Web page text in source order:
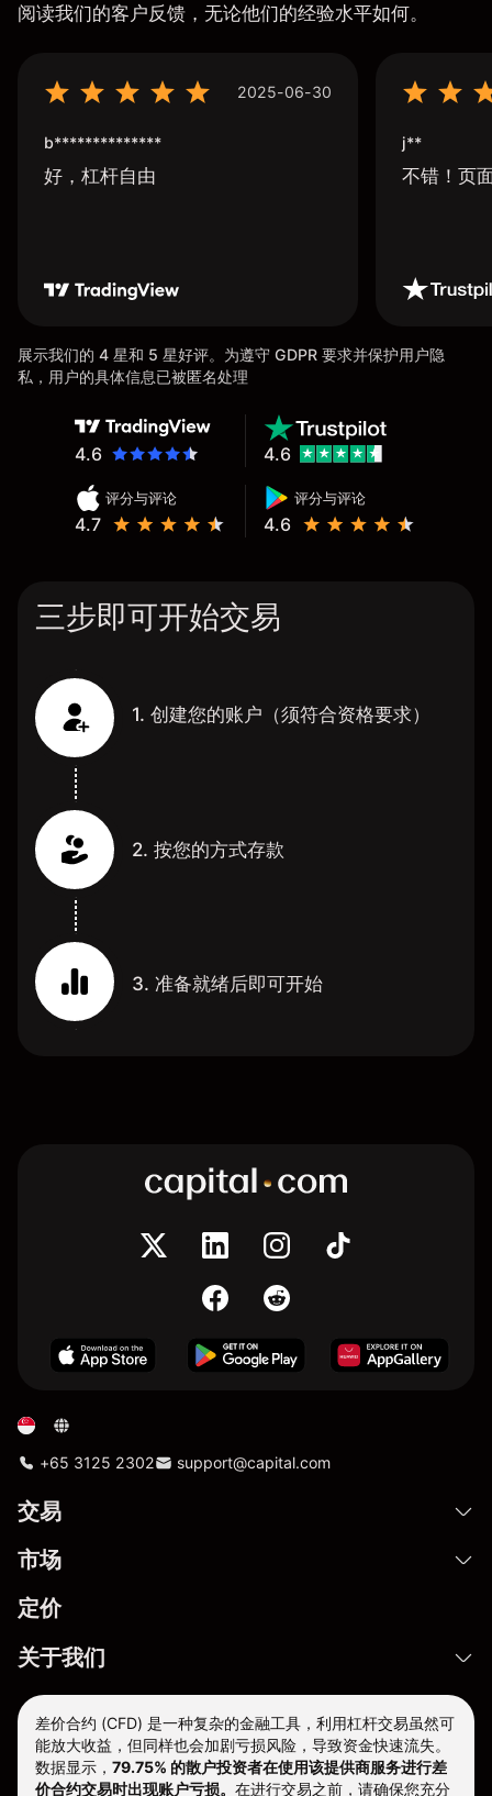
阅读我们的客户反馈，无论他们的经验水平如何。
2025-06-30
b**************
好，杠杆自由
j**
不错！页
展示我们的 4 星和 5 星好评。为遵守 GDPR 要求并保护用户隐
私，用户的具体信息已被匿名处理
4.6
评分与评论
4.7
评分与评论
4.6
4.6
三步即可开始交易
1. 创建您的账户（须符合资格要求）
2. 按您的方式存款
3. 准备就绪后即可开始
+65 3125 2302 support@capital.com
交易
市场
定价
关于我们
差价合约 (CFD) 是一种复杂的金融工具，利用杠杆交易虽然可
能放大收益，但同样也会加剧亏损风险，导致资金快速流失。
数据显示， 79.75% 的散户投资者在使用该提供商服务进行差
价合约交易时出现账户亏损。 在进行交易之前，请确保您充分